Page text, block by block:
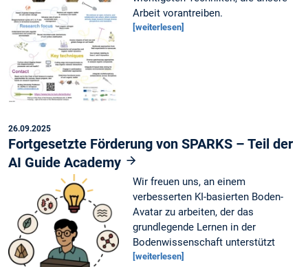
Arbeit vorantreiben.
[weiterlesen]
26.09.2025
Fortgesetzte Förderung von SPARKS – Teil der
AI Guide Academy
Wir freuen uns, an einem
verbesserten KI-basierten Boden-
Avatar zu arbeiten, der das
grundlegende Lernen in der
Bodenwissenschaft unterstützt
[weiterlesen]